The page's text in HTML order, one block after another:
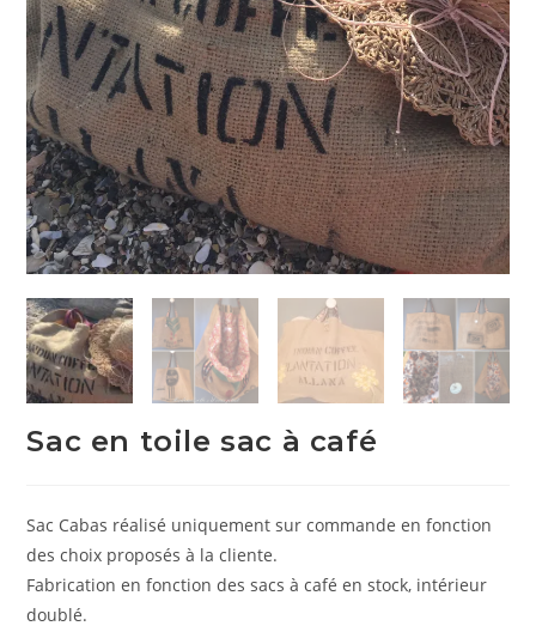
Sac en toile sac à café
Sac Cabas réalisé uniquement sur commande en fonction
des choix proposés à la cliente.
Fabrication en fonction des sacs à café en stock, intérieur
doublé.